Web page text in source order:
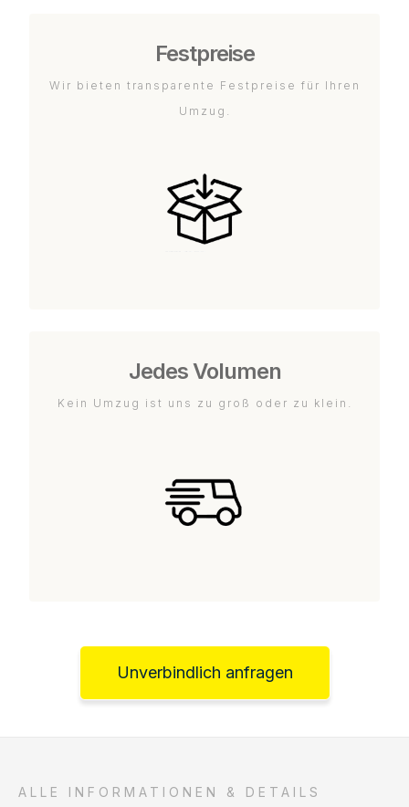
Festpreise
Wir bieten transparente Festpreise für Ihren
Umzug.
Jedes Volumen
Kein Umzug ist uns zu groß oder zu klein.
Unverbindlich anfragen
ALLE INFORMATIONEN & DETAILS